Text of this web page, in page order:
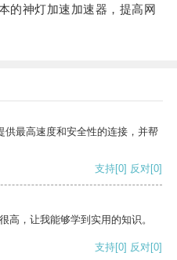
神灯加速加速器，提高网
最高速度和安全性的连接，并帮
支持[0] 反对[0]
高，让我能够学到实用的知识。
支持[0] 反对[0]